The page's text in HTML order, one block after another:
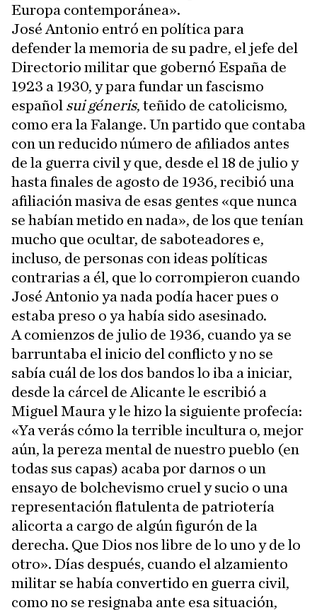
Europa contemporánea».
José Antonio entró en política para
defender la memoria de su padre, el jefe del
Directorio militar que gobernó España de
1923 a 1930, y para fundar un fascismo
español sui géneris, teñido de catolicismo,
como era la Falange. Un partido que contaba
con un reducido número de afiliados antes
de la guerra civil y que, desde el 18 de julio y
hasta finales de agosto de 1936, recibió una
afiliación masiva de esas gentes «que nunca
se habían metido en nada», de los que tenían
mucho que ocultar, de saboteadores e,
incluso, de personas con ideas políticas
contrarias a él, que lo corrompieron cuando
José Antonio ya nada podía hacer pues o
estaba preso o ya había sido asesinado.
A comienzos de julio de 1936, cuando ya se
barruntaba el inicio del conflicto y no se
sabía cuál de los dos bandos lo iba a iniciar,
desde la cárcel de Alicante le escribió a
Miguel Maura y le hizo la siguiente profecía:
«Ya verás cómo la terrible incultura o, mejor
aún, la pereza mental de nuestro pueblo (en
todas sus capas) acaba por darnos o un
ensayo de bolchevismo cruel y sucio o una
representación flatulenta de patriotería
alicorta a cargo de algún figurón de la
derecha. Que Dios nos libre de lo uno y de lo
otro». Días después, cuando el alzamiento
militar se había convertido en guerra civil,
como no se resignaba ante esa situación,